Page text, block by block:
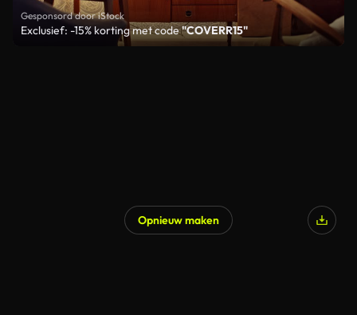
Gesponsord door iStock
Exclusief: -15% korting met code"COVERR15"
Opnieuw maken